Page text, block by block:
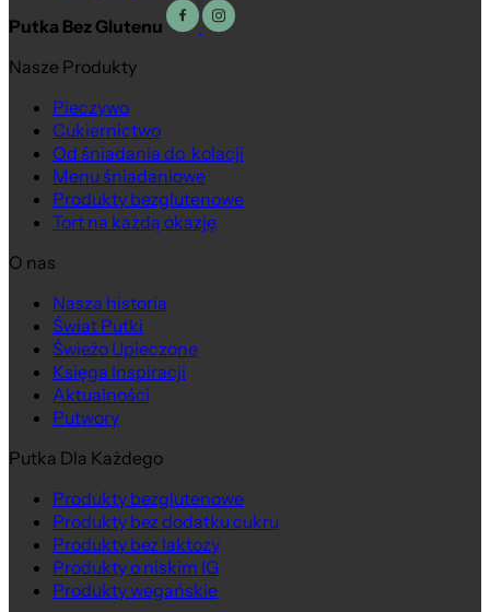
Putka Bez Glutenu
Nasze Produkty
Pieczywo
Cukiernictwo
Od śniadania do kolacji
Menu śniadaniowe
Produkty bezglutenowe
Tort na każdą okazję
O nas
Nasza historia
Świat Putki
Świeżo Upieczone
Księga Inspiracji
Aktualności
Putwory
Putka Dla Każdego
Produkty bezglutenowe
Produkty bez dodatku cukru
Produkty bez laktozy
Produkty o niskim IG
Produkty wegańskie